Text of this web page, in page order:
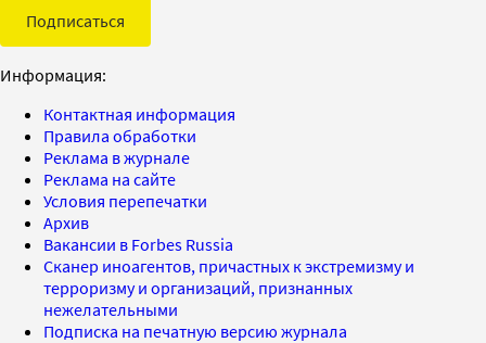
Подписаться
Информация:
Контактная информация
Правила обработки
Реклама в журнале
Реклама на сайте
Условия перепечатки
Архив
Вакансии в Forbes Russia
Сканер иноагентов, причастных к экстремизму и
терроризму и организаций, признанных
нежелательными
Подписка на печатную версию журнала